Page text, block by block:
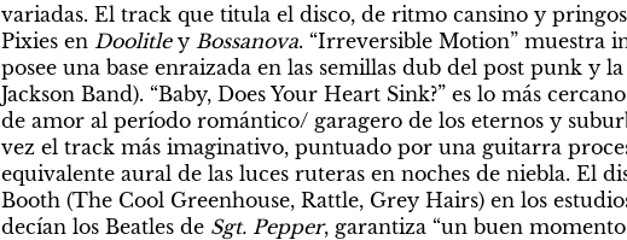
variadas. El track que titula el disco, de ritmo cansino y
Pixies en Doolitle y Bossanova. “Irreversible Motion” muestra
posee una base enraizada en las semillas dub del post punk y
Jackson Band). “Baby, Does Your Heart Sink?” es lo más
de amor al período romántico/ garagero de los eternos y
vez el track más imaginativo, puntuado por una guitarra
equivalente aural de las luces ruteras en noches de niebla. El
Booth (The Cool Greenhouse, Rattle, Grey Hairs) en los
decían los Beatles de Sgt. Pepper, garantiza “un buen momento